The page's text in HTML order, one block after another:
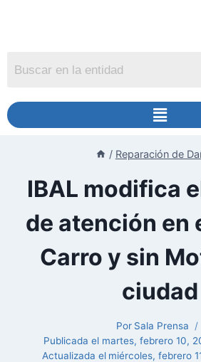
/ Reparación de
IBAL modifica
de atención en
Carro y sin
ciudad
Por Sala Prensa
Publicada el martes, febrero 10,
Actualizada el miércoles, febrero